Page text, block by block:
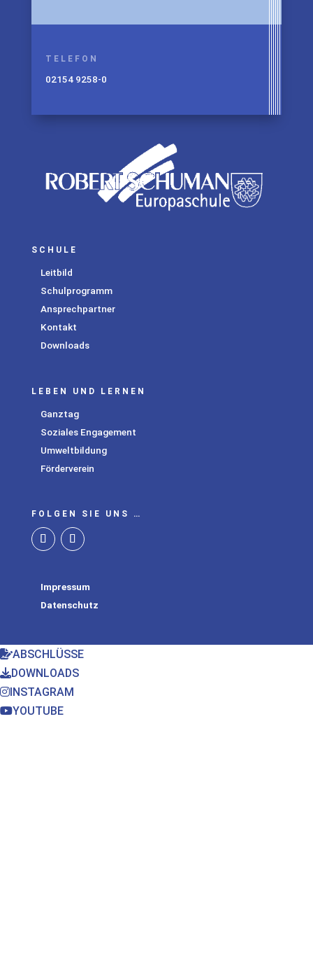
TELEFON
02154 9258-0
SCHULE
Leitbild
Schulprogramm
Ansprechpartner
Kontakt
Downloads
LEBEN UND LERNEN
Ganztag
Soziales Engagement
Umweltbildung
Förderverein
FOLGEN SIE UNS …
Impressum
Datenschutz
ABSCHLÜSSE
DOWNLOADS
INSTAGRAM
YOUTUBE